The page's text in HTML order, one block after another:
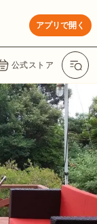
アプリで開く
公式ストア